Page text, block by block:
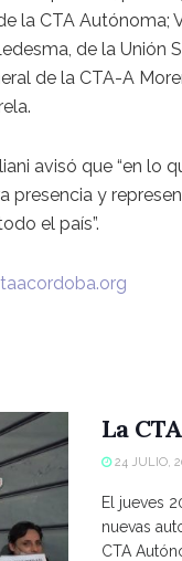
la CTA Autónoma;
de la Unión
de la CTA-A
avisó que “en lo
presencia y
el país”.
La
24 JULIO,
El jueves
nuevas
CTA